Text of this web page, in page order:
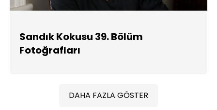
Sandık Kokusu 39. Bölüm
Fotoğrafları
DAHA FAZLA GÖSTER